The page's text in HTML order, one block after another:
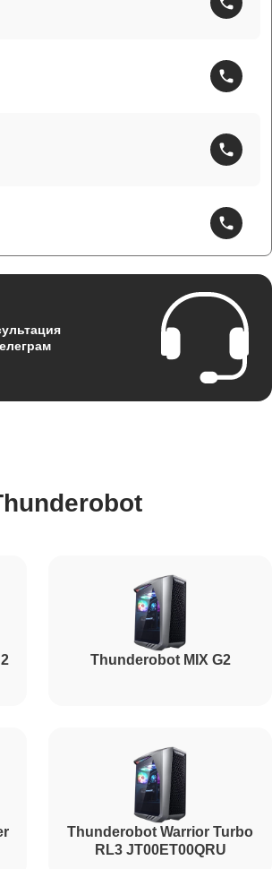
Thunderobot MIX G2
Thunderobot Warrior Turbo
RL3 JT00ET00QRU